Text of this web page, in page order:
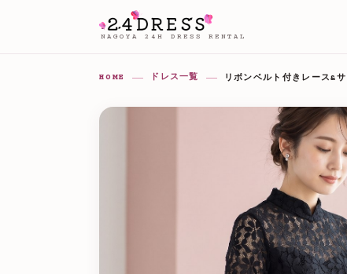
NAGOYA 24H DRESS RENTAL
HOME ドレス一覧 リボンベルト付きレース&